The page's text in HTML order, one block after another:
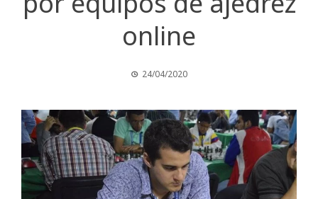
online
24/04/2020